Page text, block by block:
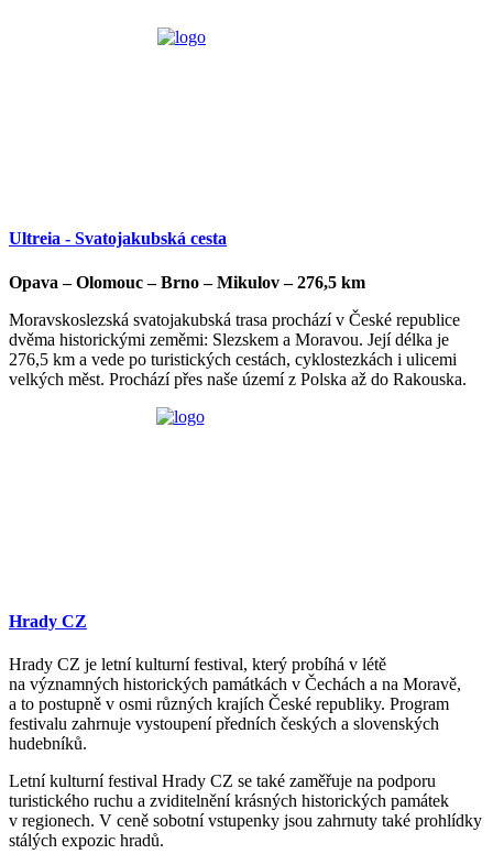
Ultreia - Svatojakubská cesta
Opava – Olomouc – Brno – Mikulov – 276,5 km
Moravskoslezská svatojakubská trasa prochází v České republice
dvěma historickými zeměmi: Slezskem a Moravou. Její délka je
276,5 km a vede po turistických cestách, cyklostezkách i ulicemi
velkých měst. Prochází přes naše území z Polska až do Rakouska.
Hrady CZ
Hrady CZ je letní kulturní festival, který probíhá v létě
na významných historických památkách v Čechách a na Moravě,
a to postupně v osmi různých krajích České republiky. Program
festivalu zahrnuje vystoupení předních českých a slovenských
hudebníků.
Letní kulturní festival Hrady CZ se také zaměřuje na podporu
turistického ruchu a zviditelnění krásných historických památek
v regionech. V ceně sobotní vstupenky jsou zahrnuty také prohlídky
stálých expozic hradů.